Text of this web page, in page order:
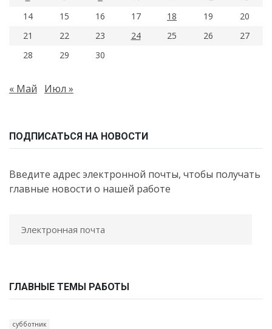
14
15 16 17 18 19
20
21
22 23 24 25 26
27
28
29 30
« Май Июл »
ПОДПИСАТЬСЯ НА НОВОСТИ
Введите адрес электронной почты, чтобы получать
главные новости о нашей работе
ГЛАВНЫЕ ТЕМЫ РАБОТЫ
субботник